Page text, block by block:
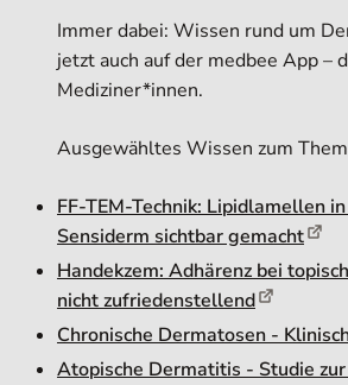
Immer dabei: Wissen rund um
jetzt auch auf der medbee App –
Mediziner*innen.
Ausgewähltes Wissen zum
FF-TEM-Technik: Lipidlamellen
Sensiderm sichtbar gemacht
Handekzem: Adhärenz bei
nicht zufriedenstellend
Chronische Dermatosen -
Atopische Dermatitis - Studie